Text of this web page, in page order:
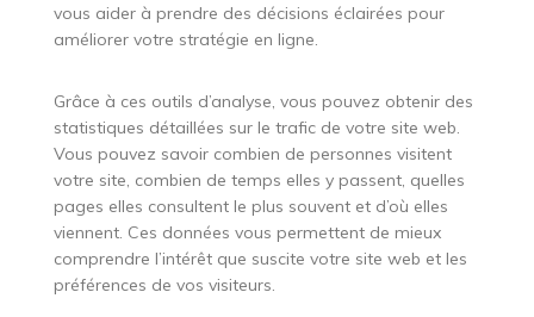
vous aider à prendre des décisions éclairées pour
améliorer votre stratégie en ligne.
Grâce à ces outils d’analyse, vous pouvez obtenir des
statistiques détaillées sur le trafic de votre site web.
Vous pouvez savoir combien de personnes visitent
votre site, combien de temps elles y passent, quelles
pages elles consultent le plus souvent et d’où elles
viennent. Ces données vous permettent de mieux
comprendre l’intérêt que suscite votre site web et les
préférences de vos visiteurs.